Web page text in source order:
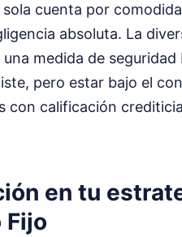
cuenta por
absoluta. La
medida de
pero estar bajo el
con calificación
en tu
Fijo